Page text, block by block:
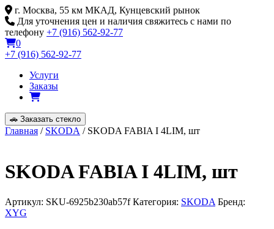
Skip
to
content
г. Москва, 55 км МКАД, Кунцевский рынок
Для уточнения цен и наличия свяжитесь с нами по
телефону +7 (916) 562-92-77
0
+7 (916) 562-92-77
Услуги
Заказы
🚗 Заказать стекло
Главная / SKODA / SKODA FABIA I 4LIM, шт
SKODA FABIA I 4LIM, шт
Артикул: SKU-6925b230ab57f Категория: SKODA Бренд:
XYG